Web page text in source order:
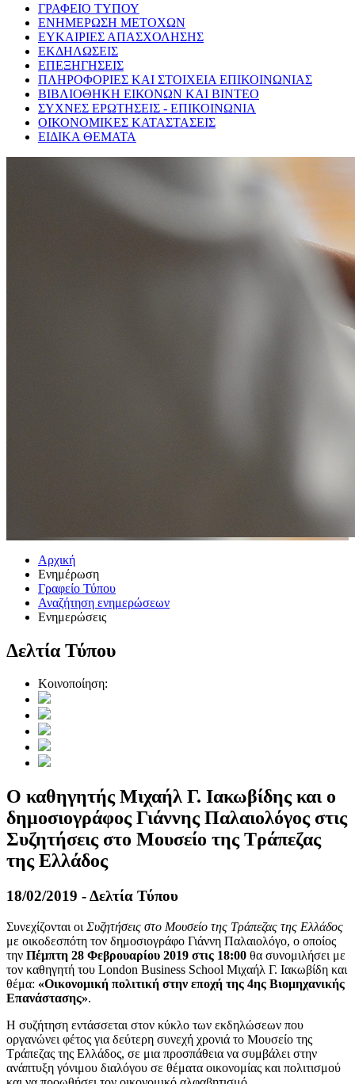
ΓΡΑΦΕΙΟ ΤΥΠΟΥ
ΕΝΗΜΕΡΩΣΗ ΜΕΤΟΧΩΝ
ΕΥΚΑΙΡΙΕΣ ΑΠΑΣΧΟΛΗΣΗΣ
ΕΚΔΗΛΩΣΕΙΣ
ΕΠΕΞΗΓΗΣΕΙΣ
ΠΛΗΡΟΦΟΡΙΕΣ ΚΑΙ ΣΤΟΙΧΕΙΑ ΕΠΙΚΟΙΝΩΝΙΑΣ
ΒΙΒΛΙΟΘΗΚΗ ΕΙΚΟΝΩΝ ΚΑΙ ΒΙΝΤΕΟ
ΣΥΧΝΕΣ ΕΡΩΤΗΣΕΙΣ - ΕΠΙΚΟΙΝΩΝΙΑ
ΟΙΚΟΝΟΜΙΚΕΣ ΚΑΤΑΣΤΑΣΕΙΣ
ΕΙΔΙΚΑ ΘΕΜΑΤΑ
Αρχική
Ενημέρωση
Γραφείο Τύπου
Αναζήτηση ενημερώσεων
Ενημερώσεις
Δελτία Τύπου
Κοινοποίηση:
Ο καθηγητής Μιχαήλ Γ. Ιακωβίδης και ο
δημοσιογράφος Γιάννης Παλαιολόγος στις
Συζητήσεις στο Μουσείο της Τράπεζας
της Ελλάδος
18/02/2019 - Δελτία Τύπου
Συνεχίζονται οι Συζητήσεις στο Μουσείο της Τράπεζας της Ελλάδος
με οικοδεσπότη τον δημοσιογράφο Γιάννη Παλαιολόγο, ο οποίος
την Πέμπτη 28 Φεβρουαρίου 2019 στις 18:00 θα συνομιλήσει με
τον καθηγητή του London Business School Μιχαήλ Γ. Ιακωβίδη και
θέμα: «Οικονομική πολιτική στην εποχή της 4ης Βιομηχανικής
Επανάστασης».
Η συζήτηση εντάσσεται στον κύκλο των εκδηλώσεων που
οργανώνει φέτος για δεύτερη συνεχή χρονιά το Μουσείο της
Τράπεζας της Ελλάδος, σε μια προσπάθεια να συμβάλει στην
ανάπτυξη γόνιμου διαλόγου σε θέματα οικονομίας και πολιτισμού